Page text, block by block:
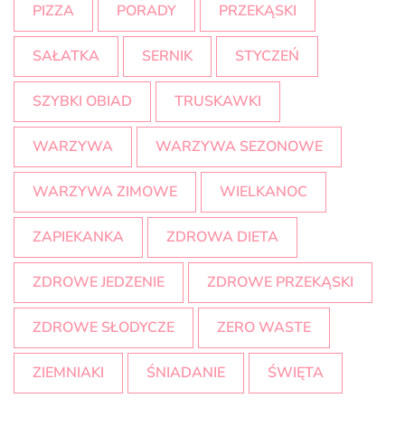
PIZZA PORADY PRZEKĄSKI
SAŁATKA SERNIK STYCZEŃ
SZYBKI OBIAD TRUSKAWKI
WARZYWA WARZYWA SEZONOWE
WARZYWA ZIMOWE WIELKANOC
ZAPIEKANKA ZDROWA DIETA
ZDROWE JEDZENIE ZDROWE PRZEKĄSKI
ZDROWE SŁODYCZE ZERO WASTE
ZIEMNIAKI ŚNIADANIE ŚWIĘTA